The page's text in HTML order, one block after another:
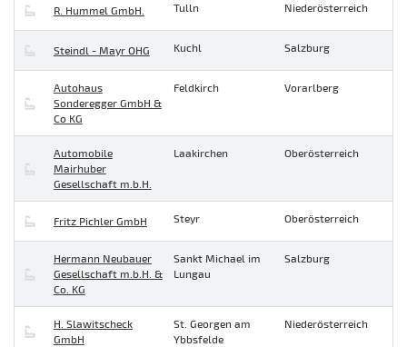
R. Hummel GmbH. Tulln Niederösterreich
Steindl - Mayr OHG Kuchl Salzburg
Autohaus
Sonderegger GmbH &
Co KG
Feldkirch Vorarlberg
Automobile
Mairhuber
Gesellschaft m.b.H.
Laakirchen Oberösterreich
Fritz Pichler GmbH Steyr Oberösterreich
Hermann Neubauer
Gesellschaft m.b.H. &
Co. KG
Sankt Michael im
Lungau
Salzburg
H. Slawitscheck
GmbH
St. Georgen am
Ybbsfelde
Niederösterreich